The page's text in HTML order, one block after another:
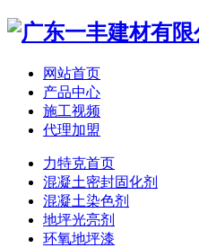
网站首页
产品中心
施工视频
代理加盟
力特克首页
混凝土密封固化剂
混凝土染色剂
地坪光亮剂
环氧地坪漆